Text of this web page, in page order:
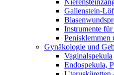
Gallenstein-
Instrumente
Penisklemmen
Gynäkologie und
Vaginalspekula
Endospekula,